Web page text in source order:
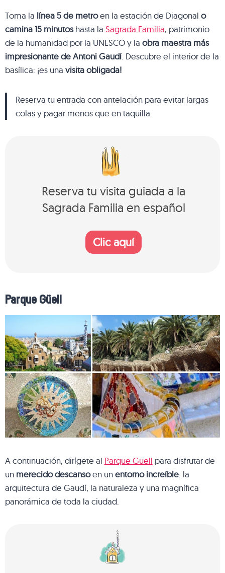
Toma la línea 5 de metroen la estación de Diagonal o
camina 15 minutoshasta la Sagrada Familia, patrimonio
de la humanidad por la UNESCO y la obra maestra más
impresionante de Antoni Gaudí. Descubre el interior de la
basílica: ¡es una visita obligada!
Reserva tu entrada con antelación para evitar largas
colas y pagar menos que en taquilla.
Reserva tu visita guiada a la
Sagrada Familia en español
Clic aquí
Parque Güell
A continuación, dirígete al Parque Güell para disfrutar de
un merecido descansoen unentorno increíble: la
arquitectura de Gaudí, la naturaleza y una magnífica
panorámica de toda la ciudad.